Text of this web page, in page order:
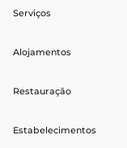
Serviços
Alojamentos
Restauração
Estabelecimentos